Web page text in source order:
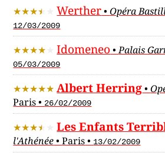
Werther•Opéra
12/03/2009
Idomeneo •Palais
05/03/2009
Albert Herring•
Paris• 26/02/2009
Les Enfants
l'Athénée•Paris• 13/02/2009